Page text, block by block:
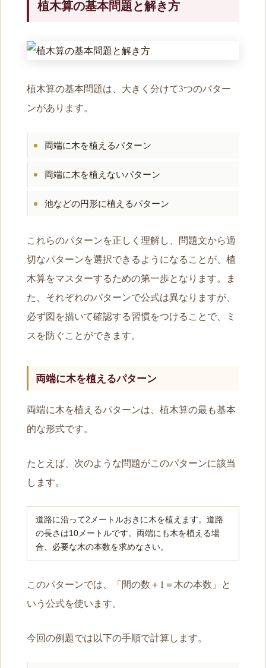
植木算の基本問題と解き方
植木算の基本問題は、大きく分けて3つのパター
ンがあります。
両端に木を植えるパターン
両端に木を植えないパターン
池などの円形に植えるパターン
これらのパターンを正しく理解し、問題文から適
切なパターンを選択できるようになることが、植
木算をマスターするための第一歩となります。ま
た、それぞれのパターンで公式は異なりますが、
必ず図を描いて確認する習慣をつけることで、ミ
スを防ぐことができます。
両端に木を植えるパターン
両端に木を植えるパターンは、植木算の最も基本
的な形式です。
たとえば、次のような問題がこのパターンに該当
します。
道路に沿って2メートルおきに木を植えます。道路
の長さは10メートルです。両端にも木を植える場
合、必要な木の本数を求めなさい。
このパターンでは、「間の数＋1＝木の本数」と
いう公式を使います。
今回の例題では以下の手順で計算します。